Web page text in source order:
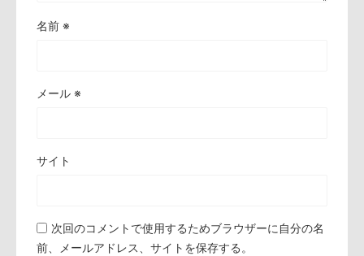
名前 ※
メール ※
サイト
次回のコメントで使用するためブラウザーに自分の名
前、メールアドレス、サイトを保存する。